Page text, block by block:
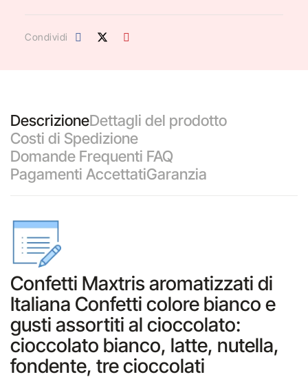
Condividi
DescrizioneDettagli del prodotto
Costi di Spedizione
Domande Frequenti FAQ
Pagamenti AccettatiGaranzia
Confetti Maxtris aromatizzati di
Italiana Confetti colore bianco e
gusti assortiti al cioccolato:
cioccolato bianco, latte, nutella,
fondente, tre cioccolati